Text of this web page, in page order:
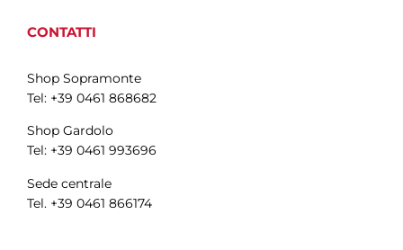
CONTATTI
Shop Sopramonte
Tel: +39 0461 868682
Shop Gardolo
Tel: +39 0461 993696
Sede centrale
Tel. +39 0461 866174